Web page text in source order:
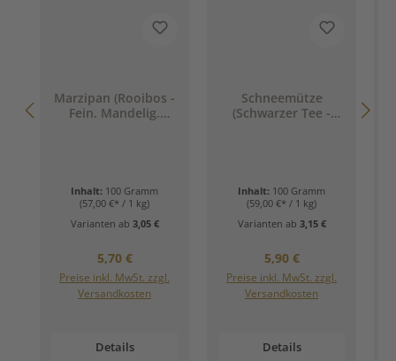
Marzipan (Rooibos -
Fein. Mandelig.
Inhalt: 100 Gramm
(57,00 €* / 1 kg)
Varianten ab 3,05 €
Regulärer Preis:
5,70 €
Preise inkl. MwSt. zzgl.
Versandkosten
Details
Schneemütze
(Schwarzer Tee -
Inhalt: 100 Gramm
(59,00 €* / 1 kg)
Varianten ab 3,15 €
Regulärer Preis:
5,90 €
Preise inkl. MwSt. zzgl.
Versandkosten
Details